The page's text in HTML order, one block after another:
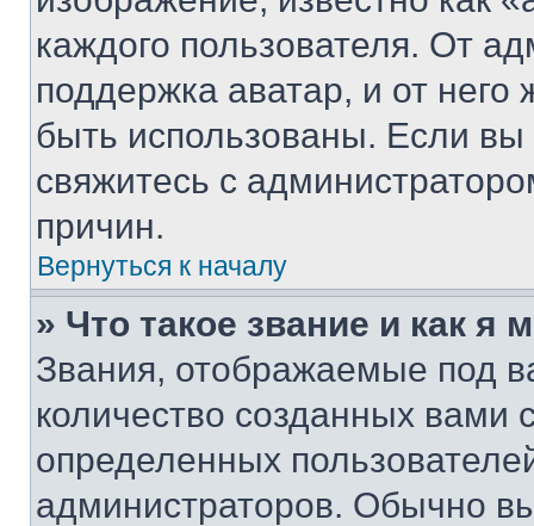
каждого пользователя. От
поддержка аватар, и от него
быть использованы. Если
свяжитесь с
причин.
Вернуться к началу
» Что такое звание и как я
Звания, отображаемые под
количество созданных
определенных
администраторов. Обычно